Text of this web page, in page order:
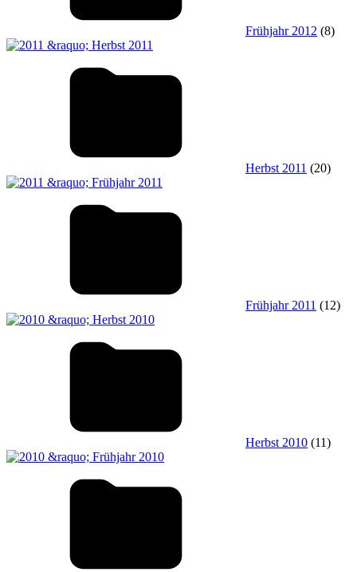
Frühjahr 2012 (8)
Herbst 2011 (20)
Frühjahr 2011 (12)
Herbst 2010 (11)